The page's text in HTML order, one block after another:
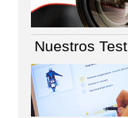
Nuestros Test